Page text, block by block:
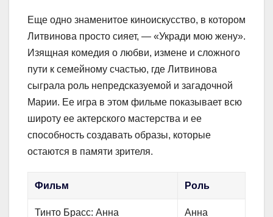
Еще одно знаменитое киноискусство, в котором
Литвинова просто сияет, — «Укради мою жену».
Изящная комедия о любви, измене и сложного
пути к семейному счастью, где Литвинова
сыграла роль непредсказуемой и загадочной
Марии. Ее игра в этом фильме показывает всю
широту ее актерского мастерства и ее
способность создавать образы, которые
остаются в памяти зрителя.
Фильм Роль
Тинто Брасс: Анна Анна